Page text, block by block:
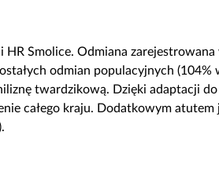
Smolice. Odmiana
odmian populacyjnych (104%
twardzikową. Dzięki adaptacji
całego kraju. Dodatkowym atutem